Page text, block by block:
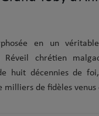
en un
chrétien
huit décennies de
milliers de fidèles venus